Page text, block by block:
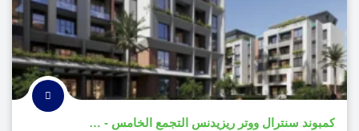
كمبوند سنترال ووتر ريزيدنس التجمع الخامس - Central Water Residences